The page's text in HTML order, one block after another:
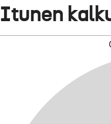
Itunen